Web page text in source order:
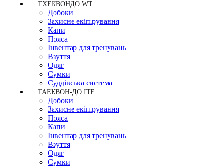
ТХЕКВОНДО WT
Добоки
Захисне екіпірування
Капи
Пояса
Інвентар для тренувань
Взуття
Одяг
Сумки
Суддівська система
ТАЕКВОН-ДО ITF
Добоки
Захисне екіпірування
Пояса
Капи
Інвентар для тренувань
Взуття
Одяг
Сумки